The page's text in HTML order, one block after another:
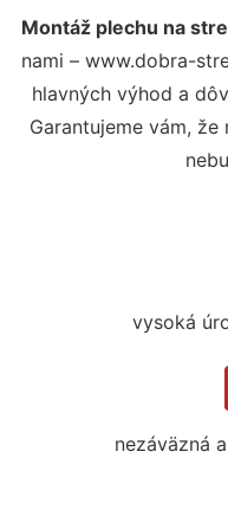
Montáž plechu na
nami – www.dobra-
hlavných výhod a
Garantujeme vám,
vysoká
nezáväzná